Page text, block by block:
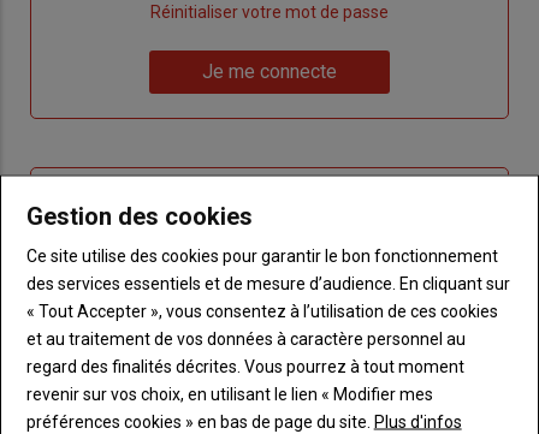
de
Réinitialiser votre mot de passe
me
Je me connecte
titre
TITRE CRÉEZ UN COMPTE
BodyChoisissez votre formule et créez votre
compte pour accéder à tout Terre de
Touraine.
Lien Créez un compte
Gestion des cookies
Ce site utilise des cookies pour garantir le bon fonctionnement
des services essentiels et de mesure d’audience. En cliquant sur
« Tout Accepter », vous consentez à l’utilisation de ces cookies
et au traitement de vos données à caractère personnel au
regard des finalités décrites. Vous pourrez à tout moment
revenir sur vos choix, en utilisant le lien « Modifier mes
préférences cookies » en bas de page du site. Plus d'infos